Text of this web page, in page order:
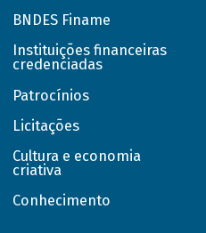
BNDES Finame
Instituições financeiras
credenciadas
Patrocínios
Licitações
Cultura e economia
criativa
Conhecimento